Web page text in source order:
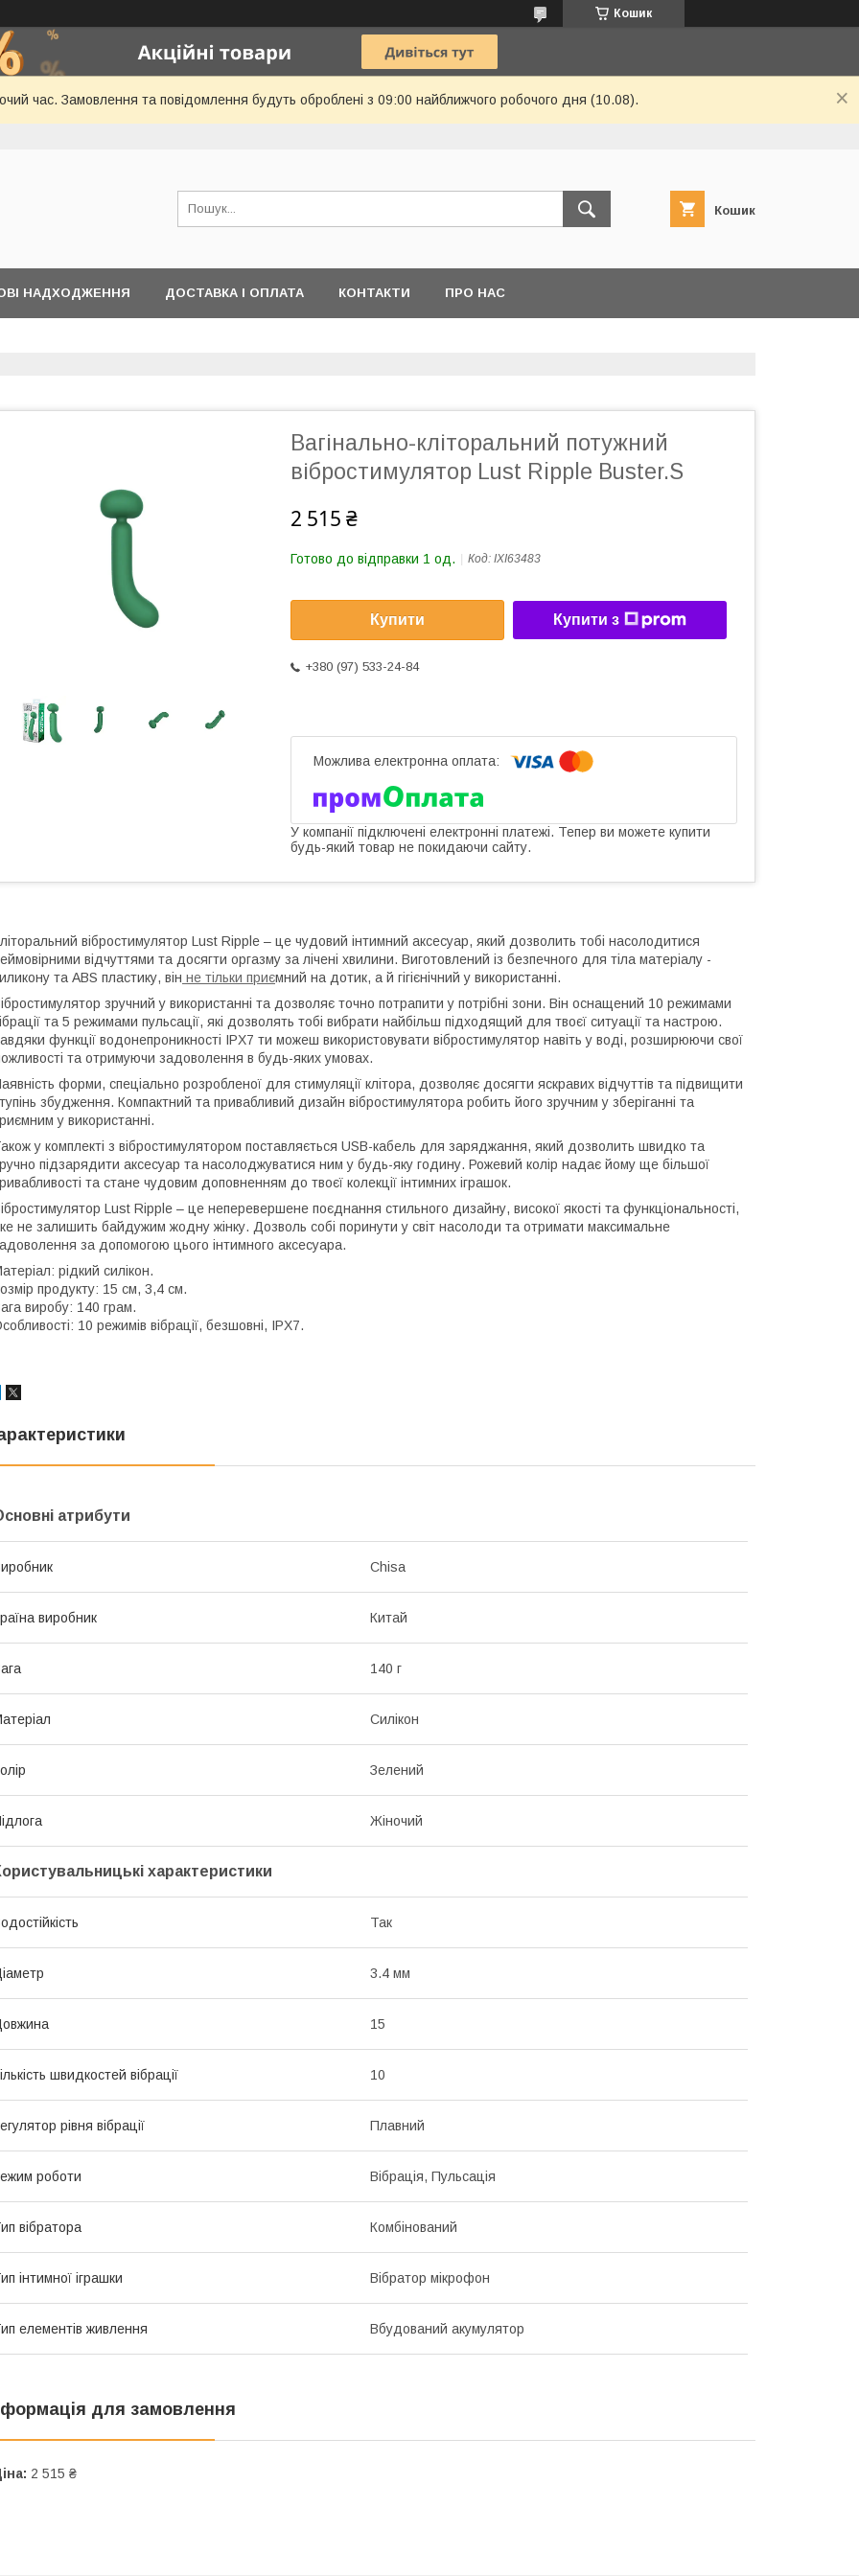
Кошик
час. Замовлення та повідомлення будуть оброблені з 09:00 найближчого робочого дня (10.08).
Кошик
НАДХОДЖЕННЯ ДОСТАВКА І ОПЛАТА КОНТАКТИ ПРО НАС
Вагінально-кліторальний потужний
вібростимулятор Lust Ripple Buster.S
2 515 ₴
Готово до відправки 1 од. Код: IXI63483
Купити Купити з
+380 (97) 533-24-84
У компанії підключені електронні платежі. Тепер ви можете купити
будь-який товар не покидаючи сайту.
вібростимулятор Lust Ripple – це чудовий інтимний аксесуар, який дозволить тобі насолодитися
відчуттями та досягти оргазму за лічені хвилини. Виготовлений із безпечного для тіла матеріалу -
та ABS пластику, він не тільки приємний на дотик, а й гігієнічний у використанні.
зручний у використанні та дозволяє точно потрапити у потрібні зони. Він оснащений 10 режимами
та 5 режимами пульсації, які дозволять тобі вибрати найбільш підходящий для твоєї ситуації та настрою.
функції водонепроникності IPX7 ти можеш використовувати вібростимулятор навіть у воді, розширюючи свої
та отримуючи задоволення в будь-яких умовах.
форми, спеціально розробленої для стимуляції клітора, дозволяє досягти яскравих відчуттів та підвищити
збудження. Компактний та привабливий дизайн вібростимулятора робить його зручним у зберіганні та
у використанні.
у комплекті з вібростимулятором поставляється USB-кабель для заряджання, який дозволить швидко та
підзарядити аксесуар та насолоджуватися ним у будь-яку годину. Рожевий колір надає йому ще більшої
та стане чудовим доповненням до твоєї колекції інтимних іграшок.
Lust Ripple – це неперевершене поєднання стильного дизайну, високої якості та функціональності,
не залишить байдужим жодну жінку. Дозволь собі поринути у світ насолоди та отримати максимальне
за допомогою цього інтимного аксесуара.
рідкий силікон.
продукту: 15 см, 3,4 см.
виробу: 140 грам.
10 режимів вібрації, безшовні, IPX7.
атрибути
Chisa
виробник Китай
140 г
Силікон
Зелений
Жіночий
характеристики
Так
3.4 мм
15
швидкостей вібрації 10
рівня вібрації Плавний
роботи Вібрація, Пульсація
вібратора Комбінований
інтимної іграшки Вібратор мікрофон
елементів живлення Вбудований акумулятор
для замовлення
2 515 ₴